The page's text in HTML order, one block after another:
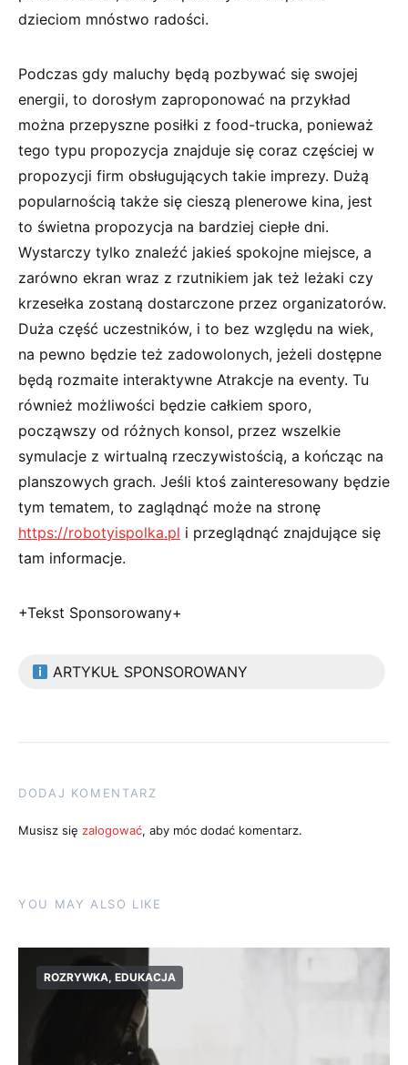
dzieciom mnóstwo radości.
Podczas gdy maluchy będą pozbywać się swojej
energii, to dorosłym zaproponować na przykład
można przepyszne posiłki z food-trucka, ponieważ
tego typu propozycja znajduje się coraz częściej w
propozycji firm obsługujących takie imprezy. Dużą
popularnością także się cieszą plenerowe kina, jest
to świetna propozycja na bardziej ciepłe dni.
Wystarczy tylko znaleźć jakieś spokojne miejsce, a
zarówno ekran wraz z rzutnikiem jak też leżaki czy
krzesełka zostaną dostarczone przez organizatorów.
Duża część uczestników, i to bez względu na wiek,
na pewno będzie też zadowolonych, jeżeli dostępne
będą rozmaite interaktywne Atrakcje na eventy. Tu
również możliwości będzie całkiem sporo,
począwszy od różnych konsol, przez wszelkie
symulacje z wirtualną rzeczywistością, a kończąc na
planszowych grach. Jeśli ktoś zainteresowany będzie
tym tematem, to zaglądnąć może na stronę
https://robotyispolka.pl i przeglądnąć znajdujące się
tam informacje.
+Tekst Sponsorowany+
ARTYKUŁ SPONSOROWANY
DODAJ KOMENTARZ
Musisz się zalogować, aby móc dodać komentarz.
YOU MAY ALSO LIKE
ROZRYWKA, EDUKACJA